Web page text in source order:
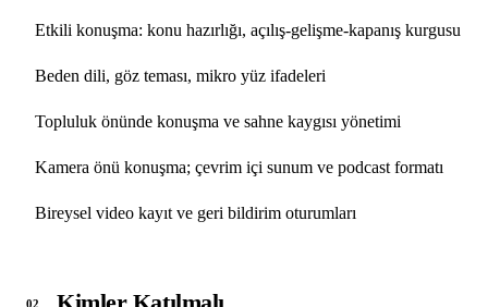
Etkili konuşma: konu hazırlığı, açılış-gelişme-kapanış kurgusu
Beden dili, göz teması, mikro yüz ifadeleri
Topluluk önünde konuşma ve sahne kaygısı yönetimi
Kamera önü konuşma; çevrim içi sunum ve podcast formatı
Bireysel video kayıt ve geri bildirim oturumları
02